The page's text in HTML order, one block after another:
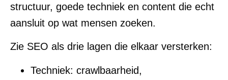
structuur, goede techniek en content die echt
aansluit op wat mensen zoeken.
Zie SEO als drie lagen die elkaar versterken:
Techniek: crawlbaarheid,